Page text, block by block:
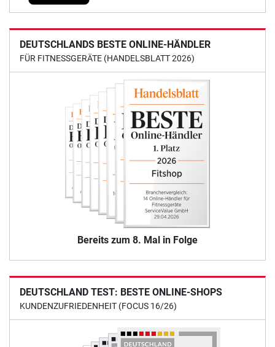
DEUTSCHLANDS BESTE ONLINE-HÄNDLER
FÜR FITNESSGERÄTE (HANDELSBLATT 2026)
Bereits zum 8. Mal in Folge
DEUTSCHLAND TEST: BESTE ONLINE-SHOPS
KUNDENZUFRIEDENHEIT (FOCUS 16/26)